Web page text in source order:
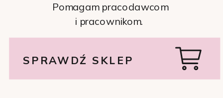
Pomagam pracodawcom
i pracownikom.
SPRAWDŹ SKLEP